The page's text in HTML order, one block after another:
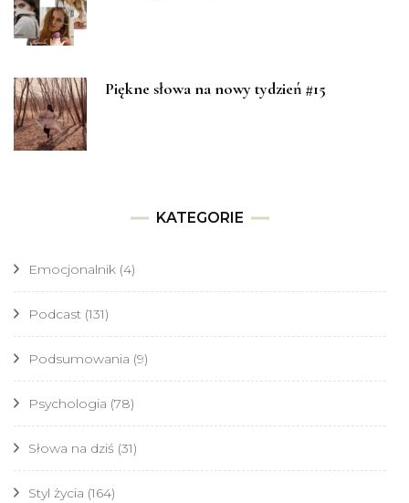
Piękne słowa na nowy tydzień #15
KATEGORIE
Emocjonalnik (4)
Podcast (131)
Podsumowania (9)
Psychologia (78)
Słowa na dziś (31)
Styl życia (164)